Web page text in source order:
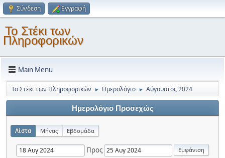
Σύνδεση Εγγραφή
Το Στέκι των
Πληροφορικών
Main Menu
Το Στέκι των Πληροφορικών ► Ημερολόγιο ► Αύγουστος 2024
Ημερολόγιο Προσεχώς
Λίστα Μήνας Εβδομάδα
Προς